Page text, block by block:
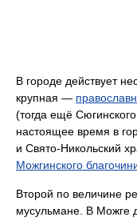
В городе действует
крупная —
(тогда ещё
настоящее время в
и Свято-Никольский
Можгинского
Второй по величине
мусульмане. В Можге